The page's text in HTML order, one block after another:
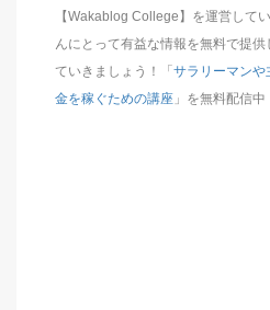
【Wakablog College】を運営して
んにとって有益な情報を無料で提
ていきましょう！「 サラリーマンや
金を稼ぐための講座 」を無料配信中